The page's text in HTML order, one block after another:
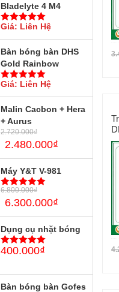
Bladelyte 4 M4
5trên 5
Giá: Liên Hệ
Bàn bóng bàn DHS
Gold Rainbow
5trên 5
Giá: Liên Hệ
Malin Cacbon + Hera
+ Aurus
2.720.000₫
2.480.000₫
Máy Y&T V-981
5trên 5
6.800.000₫
6.300.000₫
Dụng cụ nhặt bóng
5trên 5
400.000₫
Bàn bóng bàn Gofes